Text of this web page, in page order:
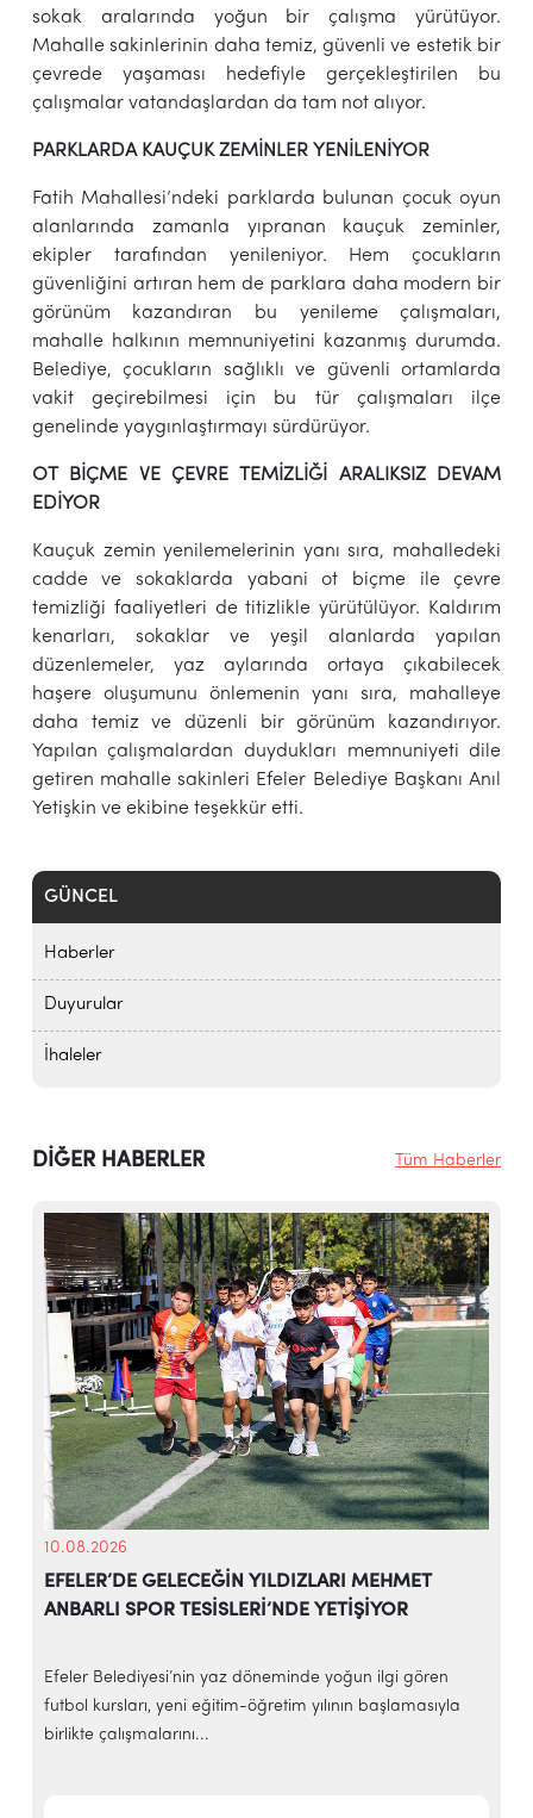
GÜNCEL
Haberler
Duyurular
İhaleler
sokak aralarında yoğun bir çalışma yürütüyor.
Mahalle sakinlerinin daha temiz, güvenli ve estetik bir
çevrede yaşaması hedefiyle gerçekleştirilen bu
çalışmalar vatandaşlardan da tam not alıyor.
PARKLARDA KAUÇUK ZEMİNLER YENİLENİYOR
Fatih Mahallesi’ndeki parklarda bulunan çocuk oyun
alanlarında zamanla yıpranan kauçuk zeminler,
ekipler tarafından yenileniyor. Hem çocukların
güvenliğini artıran hem de parklara daha modern bir
görünüm kazandıran bu yenileme çalışmaları,
mahalle halkının memnuniyetini kazanmış durumda.
Belediye, çocukların sağlıklı ve güvenli ortamlarda
vakit geçirebilmesi için bu tür çalışmaları ilçe
genelinde yaygınlaştırmayı sürdürüyor.
OT BİÇME VE ÇEVRE TEMİZLİĞİ ARALIKSIZ DEVAM
EDİYOR
Kauçuk zemin yenilemelerinin yanı sıra, mahalledeki
cadde ve sokaklarda yabani ot biçme ile çevre
temizliği faaliyetleri de titizlikle yürütülüyor. Kaldırım
kenarları, sokaklar ve yeşil alanlarda yapılan
düzenlemeler, yaz aylarında ortaya çıkabilecek
haşere oluşumunu önlemenin yanı sıra, mahalleye
daha temiz ve düzenli bir görünüm kazandırıyor.
Yapılan çalışmalardan duydukları memnuniyeti dile
getiren mahalle sakinleri Efeler Belediye Başkanı Anıl
Yetişkin ve ekibine teşekkür etti.
DİĞER HABERLER Tüm Haberler
10.08.2026
EFELER’DE GELECEĞİN YILDIZLARI MEHMET
ANBARLI SPOR TESİSLERİ’NDE YETİŞİYOR
Efeler Belediyesi’nin yaz döneminde yoğun ilgi gören
futbol kursları, yeni eğitim-öğretim yılının başlamasıyla
birlikte çalışmalarını...